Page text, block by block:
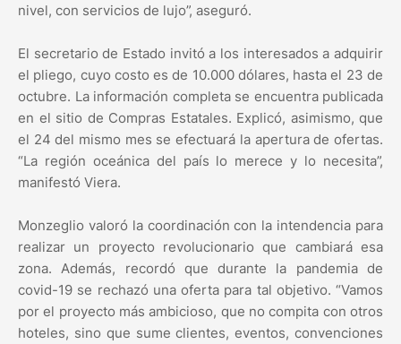
nivel, con servicios de lujo”, aseguró.
El secretario de Estado invitó a los interesados a adquirir
el pliego, cuyo costo es de 10.000 dólares, hasta el 23 de
octubre. La información completa se encuentra publicada
en el sitio de Compras Estatales. Explicó, asimismo, que
el 24 del mismo mes se efectuará la apertura de ofertas.
“La región oceánica del país lo merece y lo necesita”,
manifestó Viera.
Monzeglio valoró la coordinación con la intendencia para
realizar un proyecto revolucionario que cambiará esa
zona. Además, recordó que durante la pandemia de
covid-19 se rechazó una oferta para tal objetivo. “Vamos
por el proyecto más ambicioso, que no compita con otros
hoteles, sino que sume clientes, eventos, convenciones